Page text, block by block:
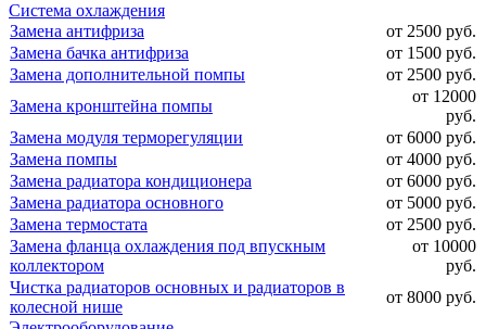
Система охлаждения
Замена антифриза
от 2500 руб.
Замена бачка антифриза
от 1500 руб.
Замена дополнительной помпы
от 2500 руб.
Замена кронштейна помпы
от 12000
руб.
Замена модуля терморегуляции
от 6000 руб.
Замена помпы
от 4000 руб.
Замена радиатора кондиционера
от 6000 руб.
Замена радиатора основного
от 5000 руб.
Замена термостата
от 2500 руб.
Замена фланца охлаждения под впускным
коллектором
от 10000
руб.
Чистка радиаторов основных и радиаторов в
колесной нише
от 8000 руб.